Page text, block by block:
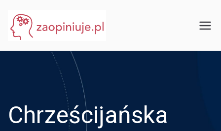
treści
Chrześcijańska